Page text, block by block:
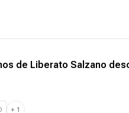
de Liberato Salzano
+ 1